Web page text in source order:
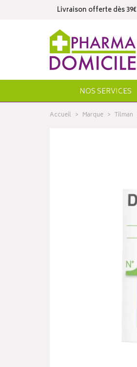
Livraison offerte dès 39€
NOS SERVICES
Accueil Marque Tilman